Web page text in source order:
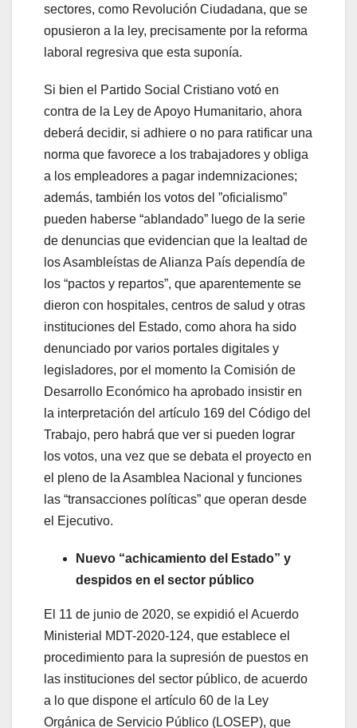
sectores, como Revolución Ciudadana, que se
opusieron a la ley, precisamente por la reforma
laboral regresiva que esta suponía.
Si bien el Partido Social Cristiano votó en
contra de la Ley de Apoyo Humanitario, ahora
deberá decidir, si adhiere o no para ratificar una
norma que favorece a los trabajadores y obliga
a los empleadores a pagar indemnizaciones;
además, también los votos del ”oficialismo”
pueden haberse “ablandado” luego de la serie
de denuncias que evidencian que la lealtad de
los Asambleístas de Alianza País dependía de
los “pactos y repartos”, que aparentemente se
dieron con hospitales, centros de salud y otras
instituciones del Estado, como ahora ha sido
denunciado por varios portales digitales y
legisladores, por el momento la Comisión de
Desarrollo Económico ha aprobado insistir en
la interpretación del artículo 169 del Código del
Trabajo, pero habrá que ver si pueden lograr
los votos, una vez que se debata el proyecto en
el pleno de la Asamblea Nacional y funciones
las “transacciones políticas” que operan desde
el Ejecutivo.
Nuevo “achicamiento del Estado” y
despidos en el sector público
El 11 de junio de 2020, se expidió el Acuerdo
Ministerial MDT-2020-124, que establece el
procedimiento para la supresión de puestos en
las instituciones del sector público, de acuerdo
a lo que dispone el artículo 60 de la Ley
Orgánica de Servicio Público (LOSEP), que